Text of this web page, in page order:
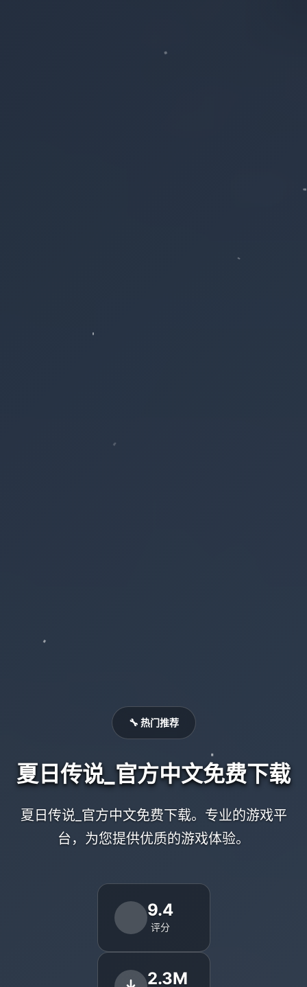
🔧 热门推荐
夏日传说_官方中文免费下载
夏日传说_官方中文免费下载。专业的游戏平
台，为您提供优质的游戏体验。
9.4
评分
2.3M